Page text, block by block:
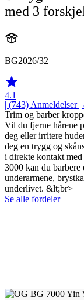
med 3
BG2026/32
4.1
| (743) Anmeldelser|
Trim og barber
Vil du fjerne hårene
deg eller irritere
deg en trygg og
i direkte kontakt
3000 kan du
underarmene,
underlivet. &lt;br>
Se alle fordeler